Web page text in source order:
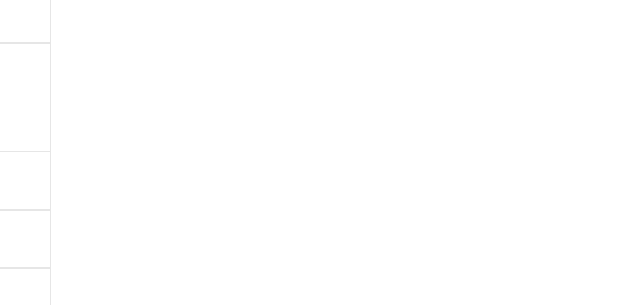
利用者の範囲」に記載されて
するものではありません。
間は出荷製品に未対応品が